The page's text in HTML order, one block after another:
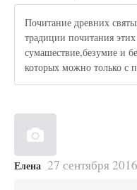
Почитание древних
традиции почитания
сумашествие,безумие и
которых можно только с
Елена 27 сентября